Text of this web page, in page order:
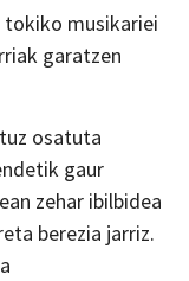
musikariei
garatzen
osatuta
gaur
zehar ibilbidea
berezia jarriz.